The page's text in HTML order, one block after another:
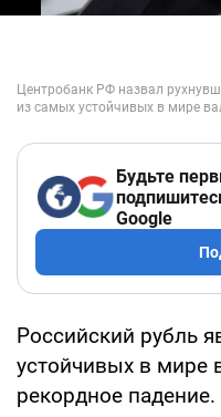
Будьте
Google
Российский рубль
устойчивых в мире
рекордное падение.